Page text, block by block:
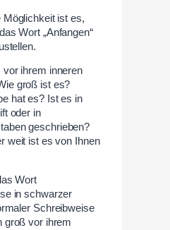
Möglichkeit ist es,
Wort „Anfangen“
vor ihrem inneren
groß ist es?
hat es? Ist es in
oder in
geschrieben?
weit ist es von Ihnen
Wort
in schwarzer
Schreibweise
groß vor ihrem